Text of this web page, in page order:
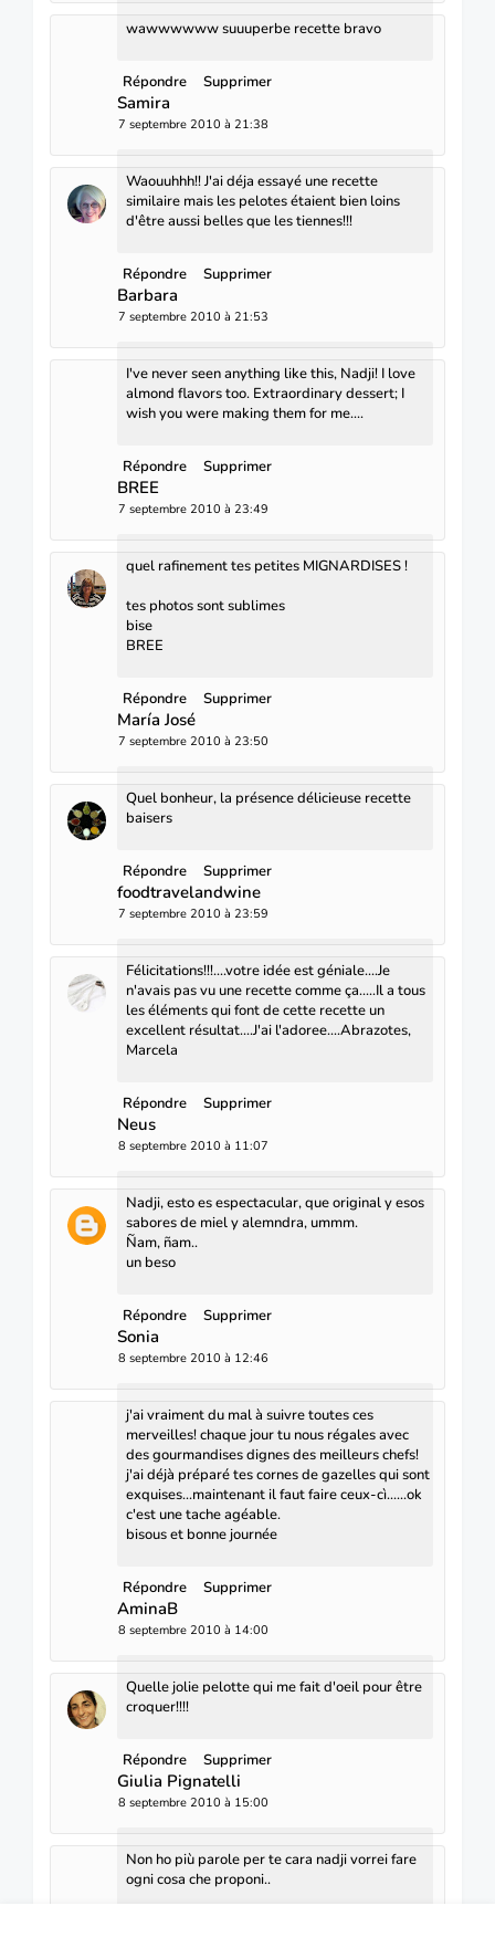
wawwwwww suuuperbe recette bravo
Répondre Supprimer
Samira
7 septembre 2010 à 21:38
Waouuhhh!! J'ai déja essayé une recette
similaire mais les pelotes étaient bien loins
d'être aussi belles que les tiennes!!!
Répondre Supprimer
Barbara
7 septembre 2010 à 21:53
I've never seen anything like this, Nadji! I love
almond flavors too. Extraordinary dessert; I
wish you were making them for me....
Répondre Supprimer
BREE
7 septembre 2010 à 23:49
quel rafinement tes petites MIGNARDISES !
tes photos sont sublimes
bise
BREE
Répondre Supprimer
María José
7 septembre 2010 à 23:50
Quel bonheur, la présence délicieuse recette
baisers
Répondre Supprimer
foodtravelandwine
7 septembre 2010 à 23:59
Félicitations!!!....votre idée est géniale....Je
n'avais pas vu une recette comme ça.....Il a tous
les éléments qui font de cette recette un
excellent résultat....J'ai l'adoree....Abrazotes,
Marcela
Répondre Supprimer
Neus
8 septembre 2010 à 11:07
Nadji, esto es espectacular, que original y esos
sabores de miel y alemndra, ummm.
Ñam, ñam..
un beso
Répondre Supprimer
Sonia
8 septembre 2010 à 12:46
j'ai vraiment du mal à suivre toutes ces
merveilles! chaque jour tu nous régales avec
des gourmandises dignes des meilleurs chefs!
j'ai déjà préparé tes cornes de gazelles qui sont
exquises...maintenant il faut faire ceux-cì......ok
c'est une tache agéable.
bisous et bonne journée
Répondre Supprimer
AminaB
8 septembre 2010 à 14:00
Quelle jolie pelotte qui me fait d'oeil pour être
croquer!!!!
Répondre Supprimer
Giulia Pignatelli
8 septembre 2010 à 15:00
Non ho più parole per te cara nadji vorrei fare
ogni cosa che proponi..